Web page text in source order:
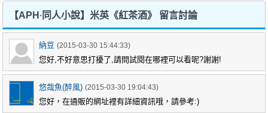
【APH‧同人小說】米英《紅茶酒》 留言討論
納豆 (2015-03-30 15:44:33)
您好,不好意思打擾了,請問試閱在哪裡可以看呢?謝謝!
悠哉魚(醉風) (2015-03-30 19:04:43)
您好，在通販的網址裡有詳細資訊哦，請參考:)